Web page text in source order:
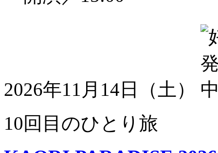
2026年11月14日（土）
10回目のひとり旅